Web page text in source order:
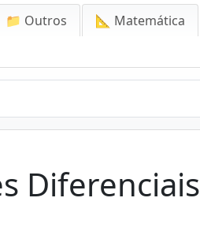
📁 Outros 📐 Matemática
Diferenciais